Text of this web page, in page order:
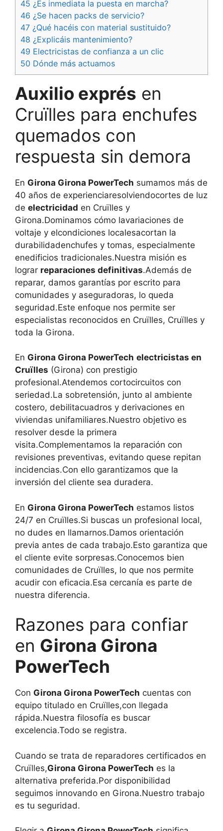
45 ¿Es inmediata la puesta en marcha?
46 ¿Se hacen packs de servicio?
47 ¿Qué hacéis con material sustituido?
48 ¿Explicáis mantenimiento?
49 Electricistas de confianza a un clic
50 Dónde más actuamos
Auxilio exprés en
Cruïlles para enchufes
quemados con
respuesta sin demora
En Girona Girona PowerTech sumamos más de
40 años de experienciaresolviendocortes de luz
de electricidad en Cruïlles y
Girona.Dominamos cómo lavariaciones de
voltaje y elcondiciones localesacortan la
durabilidadenchufes y tomas, especialmente
enedificios tradicionales.Nuestra misión es
lograr reparaciones definitivas.Además de
reparar, damos garantías por escrito para
comunidades y aseguradoras, lo queda
seguridad.Este enfoque nos permite ser
especialistas reconocidos en Cruïlles, Cruïlles y
toda la Girona.
En Girona Girona PowerTech electricistas en
Cruïlles (Girona) con prestigio
profesional.Atendemos cortocircuitos con
seriedad.La sobretensión, junto al ambiente
costero, debilitacuadros y derivaciones en
viviendas unifamiliares.Nuestro objetivo es
resolver desde la primera
visita.Complementamos la reparación con
revisiones preventivas, evitando quese repitan
incidencias.Con ello garantizamos que la
inversión del cliente sea duradera.
En Girona Girona PowerTech estamos listos
24/7 en Cruïlles.Si buscas un profesional local,
no dudes en llamarnos.Damos orientación
previa antes de cada trabajo.Esto garantiza que
el cliente evite sorpresas.Conocemos bien
comunidades de Cruïlles, lo que nos permite
acudir con eficacia.Esa cercanía es parte de
nuestra diferencia.
Razones para confiar
en Girona Girona
PowerTech
Con Girona Girona PowerTech cuentas con
equipo titulado en Cruïlles,con llegada
rápida.Nuestra filosofía es buscar
excelencia.Todo se registra.
Cuando se trata de reparadores certificados en
Cruïlles,Girona Girona PowerTech es la
alternativa preferida.Por disponibilidad
seguimos innovando en Girona.Nuestro trabajo
es tu seguridad.